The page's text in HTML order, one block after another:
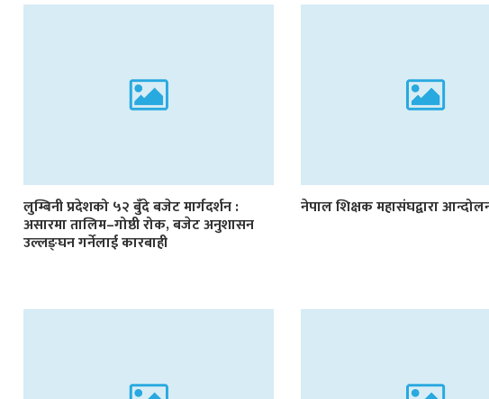
लुम्बिनी प्रदेशको ५२ बुँदे बजेट मार्गदर्शन :
असारमा तालिम–गोष्ठी रोक, बजेट अनुशासन
उल्लङ्घन गर्नेलाई कारबाही
नेपाल शिक्षक महासंघद्वारा